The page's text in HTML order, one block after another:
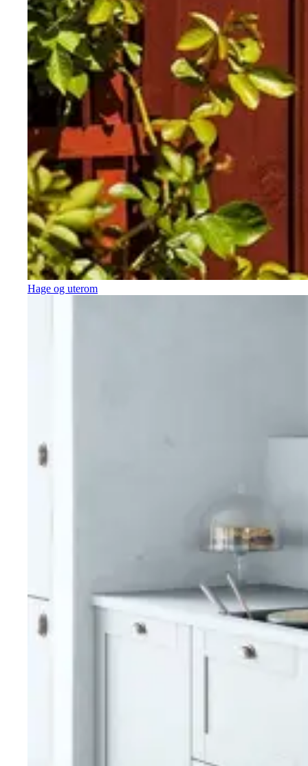
Hage og uterom